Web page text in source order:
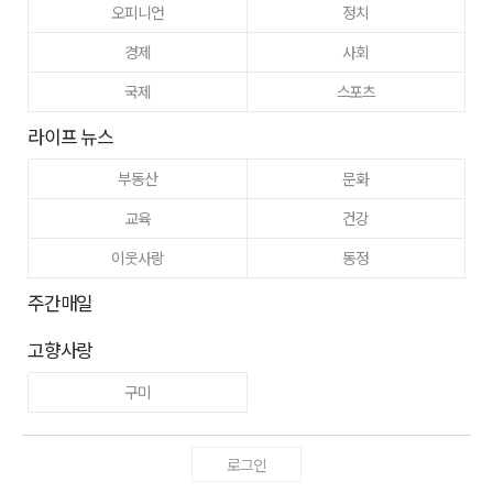
오피니언
정치
경제
사회
국제
스포츠
라이프 뉴스
부동산
문화
교육
건강
이웃사랑
동정
주간매일
고향사랑
구미
로그인